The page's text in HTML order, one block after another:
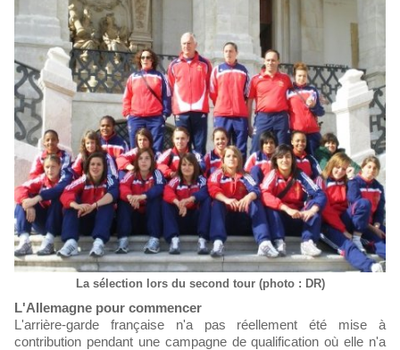
La sélection lors du second tour (photo : DR)
L'Allemagne pour commencer
L'arrière-garde française n'a pas réellement été mise à
contribution pendant une campagne de qualification où elle n'a